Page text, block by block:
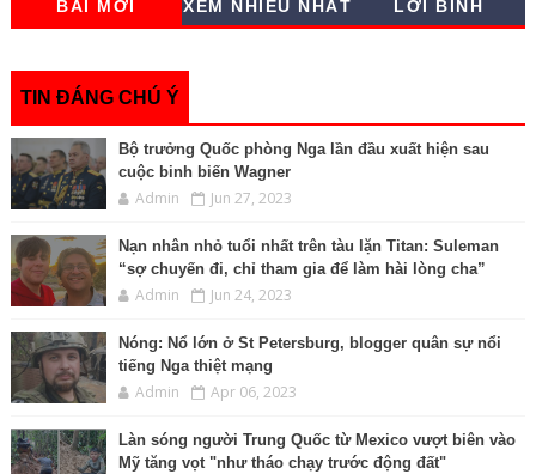
e
b
o
k
e
e
n
e
L
i
l
s
A
d
t
BÀI MỚI XEM NHIỀU NHẤT LỜI BÌNH
TIN ĐÁNG CHÚ Ý
Bộ trưởng Quốc phòng Nga lần đầu xuất hiện sau
cuộc binh biến Wagner
Admin Jun 27, 2023
Nạn nhân nhỏ tuổi nhất trên tàu lặn Titan: Suleman
“sợ chuyến đi, chỉ tham gia để làm hài lòng cha”
Admin Jun 24, 2023
Nóng: Nổ lớn ở St Petersburg, blogger quân sự nổi
tiếng Nga thiệt mạng
Admin Apr 06, 2023
Làn sóng người Trung Quốc từ Mexico vượt biên vào
Mỹ tăng vọt "như tháo chạy trước động đất"